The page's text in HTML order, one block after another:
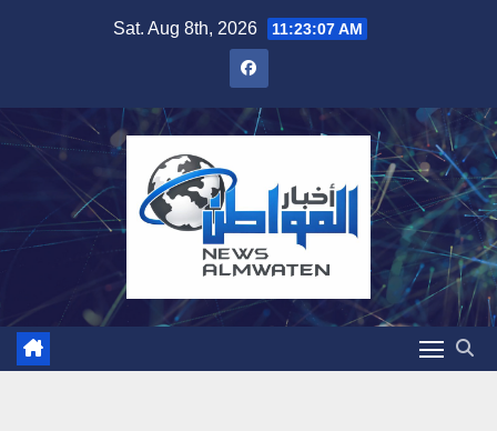
Sat. Aug 8th, 2026 11:23:08 AM